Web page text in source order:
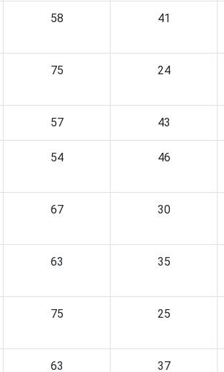
58 41
75 24
57 43
54 46
67 30
63 35
75 25
63 37